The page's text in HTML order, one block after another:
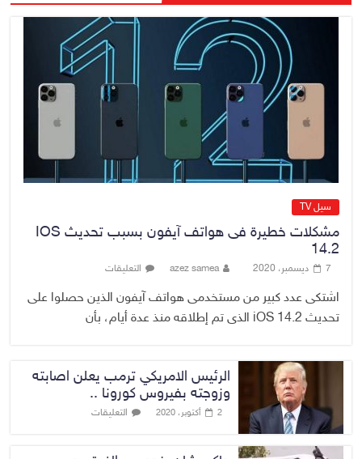
عسكري أمريكي في بعض قواعد
الإقليم
8 أغسطس، 2026 No Comment
الدخيل يتابع ميدانياً سير العمل في
المشاريع الاستراتيجية بالموصل
ويشدد على ضرورة إنجازها
سيل TV
مشكلات خطيرة فى هواتف آيفون بسبب تحديث IOS
14.2
7 ديسمبر، 2020 azez samea التعليقات
اشتكى عدد كبير من مستخدمى هواتف آيفون الذين حصلوا على
تحديث iOS 14.2 الذى تم إطلاقه منذ عدة أيام، بأن
الرئيس الامريكي ترمب يعلن اصابته
وزوجته بفيروس كورونا ..
2 أكتوبر، 2020 التعليقات